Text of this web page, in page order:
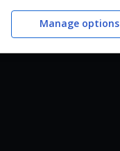
Manage options